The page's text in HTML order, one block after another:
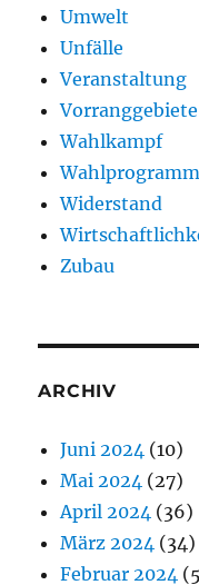
Umwelt
Unfälle
Veranstaltung
Vorranggebiete
Wahlkampf
Wahlprogramm
Widerstand
Zubau
ARCHIV
Juni 2024 (10)
Mai 2024 (27)
April 2024 (36)
März 2024 (34)
Februar 2024